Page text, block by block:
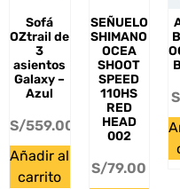
Sofá
OZtrail de
3
asientos
Galaxy –
Azul
S/559.00
Añadir al
carrito
SEÑUELO
SHIMANO
OCEA
SHOOT
SPEED
110HS
RED
HEAD
002
S/79.00